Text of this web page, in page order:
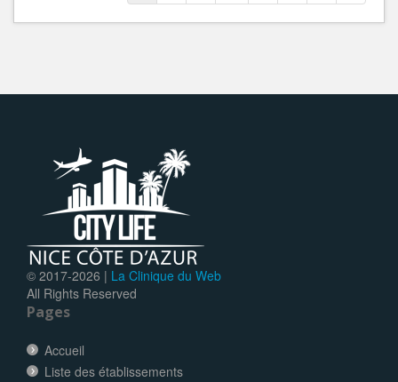
© 2017-2026 | La Clinique du Web
All Rights Reserved
Pages
Accueil
Liste des établissements